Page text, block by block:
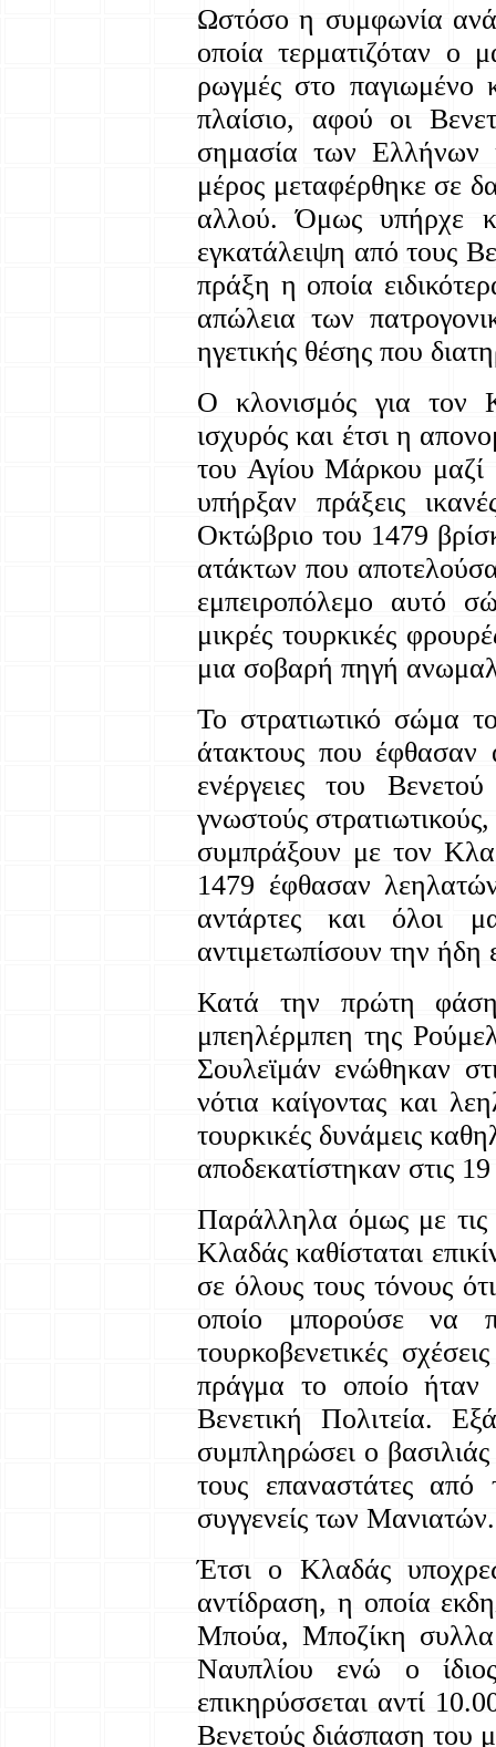
Ωστόσο η συμφωνία
οποία τερματιζόταν ο
ρωγμές στο παγιωμένο
πλαίσιο, αφού οι
σημασία των Ελλήνων
μέρος μεταφέρθηκε σε
αλλού. Όμως υπήρχε
εγκατάλειψη από τους
πράξη η οποία
απώλεια των
ηγετικής θέσης που
Ο κλονισμός για τον
ισχυρός και έτσι η
του Αγίου Μάρκου μαζί
υπήρξαν πράξεις
Οκτώβριο του 1479
ατάκτων που
εμπειροπόλεμο αυτό
μικρές τουρκικές
μια σοβαρή πηγή
Το στρατιωτικό σώμα
άτακτους που έφθασαν
ενέργειες του
γνωστούς
συμπράξουν με τον
1479 έφθασαν
αντάρτες και όλοι
αντιμετωπίσουν την ήδη
Κατά την πρώτη φάση
μπεηλέρμπεη της
Σουλεϊμάν ενώθηκαν
νότια καίγοντας και
τουρκικές δυνάμεις
αποδεκατίστηκαν στις
Παράλληλα όμως με τις
Κλαδάς καθίσταται
σε όλους τους τόνους
οποίο μπορούσε να
τουρκοβενετικές
πράγμα το οποίο ήταν
Βενετική Πολιτεία.
συμπληρώσει ο
τους επαναστάτες από
συγγενείς των Μανιατών.
Έτσι ο Κλαδάς
αντίδραση, η οποία
Μπούα, Μποζίκη
Ναυπλίου ενώ ο
επικηρύσσεται αντί
Βενετούς διάσπαση του